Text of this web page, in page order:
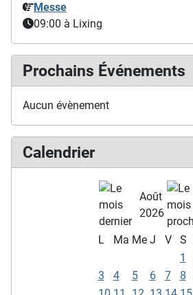
Messe
09:00 à Lixing
Prochains Événements
Aucun évènement
Calendrier
Août
2026
L Ma Me J V S
1
3
4 5 6 7 8